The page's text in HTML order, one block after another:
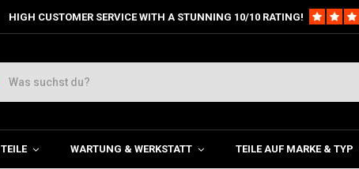
HIGH CUSTOMER SERVICE WITH A STUNNING 10/10 RATING!
TEILE WARTUNG & WERKSTATT TEILE AUF MARKE & TYP